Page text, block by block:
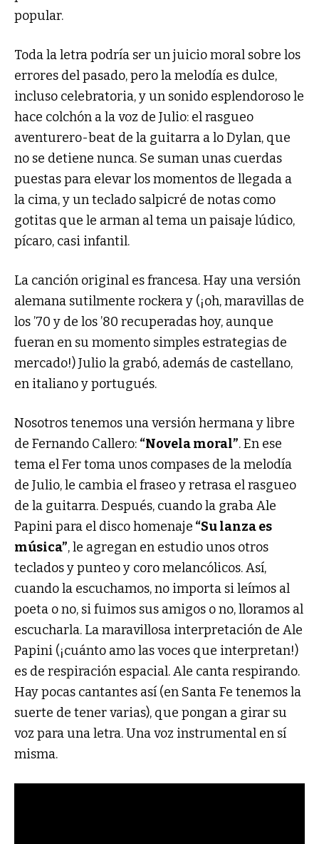
popular.
Toda la letra podría ser un juicio moral sobre los
errores del pasado, pero la melodía es dulce,
incluso celebratoria, y un sonido esplendoroso le
hace colchón a la voz de Julio: el rasgueo
aventurero-beat de la guitarra a lo Dylan, que
no se detiene nunca. Se suman unas cuerdas
puestas para elevar los momentos de llegada a
la cima, y un teclado salpicré de notas como
gotitas que le arman al tema un paisaje lúdico,
pícaro, casi infantil.
La canción original es francesa. Hay una versión
alemana sutilmente rockera y (¡oh, maravillas de
los ’70 y de los ’80 recuperadas hoy, aunque
fueran en su momento simples estrategias de
mercado!) Julio la grabó, además de castellano,
en italiano y portugués.
Nosotros tenemos una versión hermana y libre
de Fernando Callero: “Novela moral”. En ese
tema el Fer toma unos compases de la melodía
de Julio, le cambia el fraseo y retrasa el rasgueo
de la guitarra. Después, cuando la graba Ale
Papini para el disco homenaje “Su lanza es
música”, le agregan en estudio unos otros
teclados y punteo y coro melancólicos. Así,
cuando la escuchamos, no importa si leímos al
poeta o no, si fuimos sus amigos o no, lloramos al
escucharla. La maravillosa interpretación de Ale
Papini (¡cuánto amo las voces que interpretan!)
es de respiración espacial. Ale canta respirando.
Hay pocas cantantes así (en Santa Fe tenemos la
suerte de tener varias), que pongan a girar su
voz para una letra. Una voz instrumental en sí
misma.